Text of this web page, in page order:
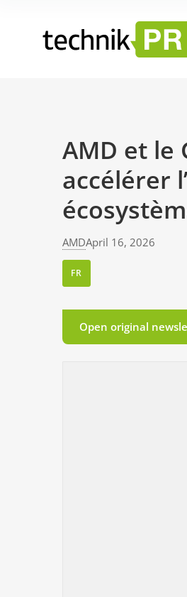
AMD et le
accélérer
AMDApril 16, 2026
FR
Open original